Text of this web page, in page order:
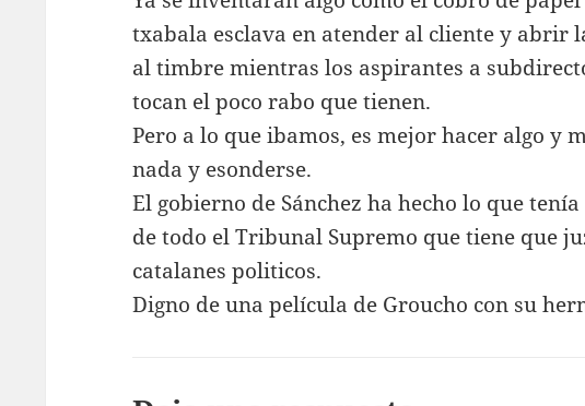
txabala esclava en atender al cliente y abrir
al timbre mientras los aspirantes a
tocan el poco rabo que tienen.
Pero a lo que ibamos, es mejor hacer algo y
nada y esonderse.
El gobierno de Sánchez ha hecho lo que
de todo el Tribunal Supremo que tiene que
catalanes politicos.
Digno de una película de Groucho con su